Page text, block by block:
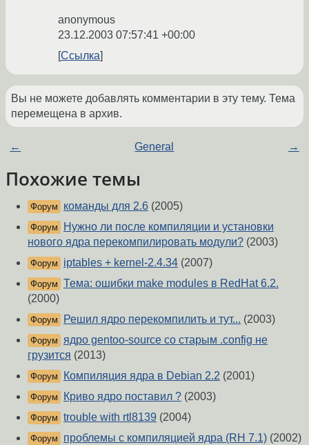
anonymous
23.12.2003 07:57:41 +00:00
Ссылка
Вы не можете добавлять комментарии в эту тему. Тема
перемещена в архив.
← General →
Похожие темы
Форум команды для 2.6 (2005)
Форум
Нужно ли после компиляции и установки
нового ядра перекомпилировать модули? (2003)
Форум iptables + kernel-2.4.34 (2007)
Форум Тема: ошибки make modules в RedHat 6.2.
(2000)
Форум Решил ядро перекомпилить и тут... (2003)
Форум ядро gentoo-source со старым .config не
грузится (2013)
Форум Компиляция ядра в Debian 2.2 (2001)
Форум Криво ядро поставил ? (2003)
Форум trouble with rtl8139 (2004)
Форум проблемы с компиляцией ядра (RH 7.1) (2002)